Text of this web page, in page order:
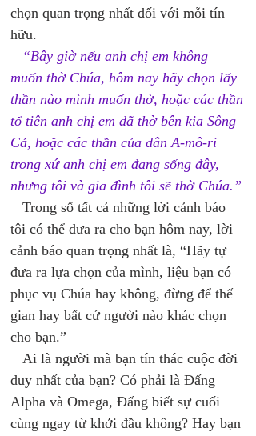
chọn quan trọng nhất đối với mỗi tín
hữu.
“Bây giờ nếu anh chị em không
muốn thờ Chúa, hôm nay hãy chọn lấy
thần nào mình muốn thờ, hoặc các thần
tổ tiên anh chị em đã thờ bên kia Sông
Cả, hoặc các thần của dân A-mô-ri
trong xứ anh chị em đang sống đây,
nhưng tôi và gia đình tôi sẽ thờ Chúa.”
Trong số tất cả những lời cảnh báo
tôi có thể đưa ra cho bạn hôm nay, lời
cảnh báo quan trọng nhất là, “Hãy tự
đưa ra lựa chọn của mình, liệu bạn có
phục vụ Chúa hay không, đừng để thế
gian hay bất cứ người nào khác chọn
cho bạn.”
Ai là người mà bạn tín thác cuộc đời
duy nhất của bạn? Có phải là Đấng
Alpha và Omega, Đấng biết sự cuối
cùng ngay từ khởi đầu không? Hay bạn